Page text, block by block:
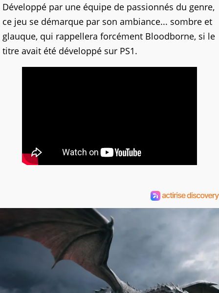
Développé par une équipe de passionnés du genre,
ce jeu se démarque par son ambiance... sombre et
glauque, qui rappellera forcément Bloodborne, si le
titre avait été développé sur PS1.